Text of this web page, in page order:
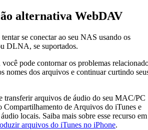
alternativa WebDAV
se conectar ao seu NAS usando os
DLNA, se suportados.
você pode contornar os problemas
nomes dos arquivos e continuar curtindo
transferir arquivos de áudio do seu MAC/PC
Compartilhamento de Arquivos do iTunes e
locais. Saiba mais sobre esse recurso em
arquivos do iTunes no iPhone.